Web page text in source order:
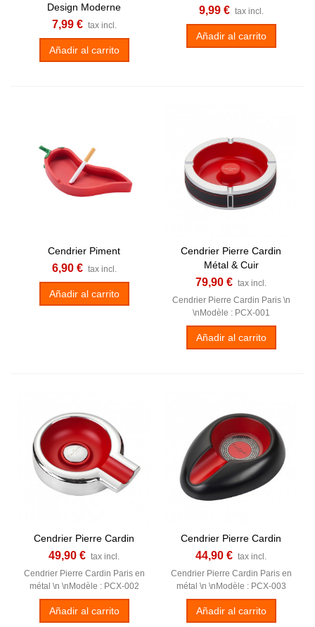
Design Moderne
7,99 € tax incl.
Añadir al carrito
9,99 € tax incl.
Añadir al carrito
Cendrier Piment
6,90 € tax incl.
Añadir al carrito
Cendrier Pierre Cardin
Métal & Cuir
79,90 € tax incl.
Cendrier Pierre Cardin Paris \n
\nModèle : PCX-001
Añadir al carrito
Cendrier Pierre Cardin
49,90 € tax incl.
Cendrier Pierre Cardin Paris en
métal \n \nModèle : PCX-002
Añadir al carrito
Cendrier Pierre Cardin
44,90 € tax incl.
Cendrier Pierre Cardin Paris en
métal \n \nModèle : PCX-003
Añadir al carrito